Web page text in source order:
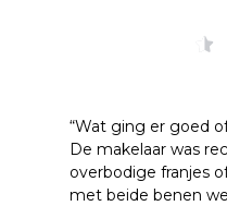
“Wat ging er goed
De makelaar was
overbodige franjes
met beide benen